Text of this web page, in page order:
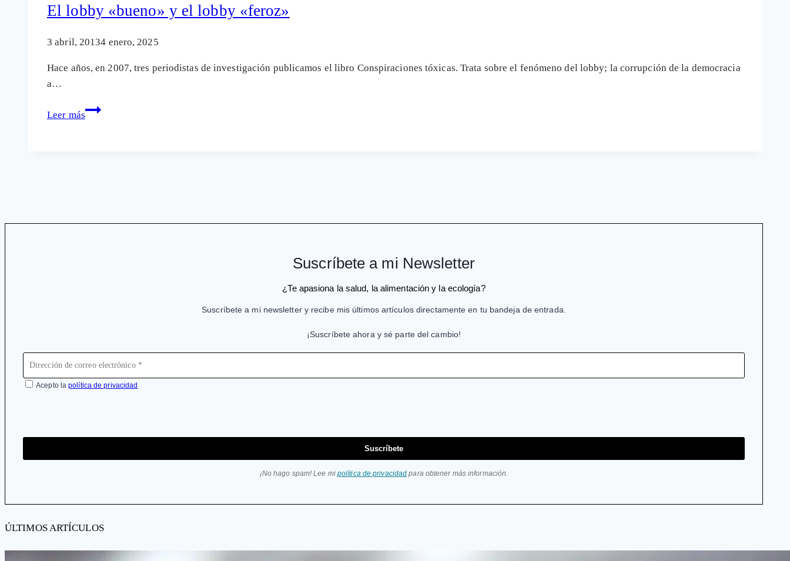
El lobby «bueno» y el lobby «feroz»
3 abril, 20134 enero, 2025
Hace años, en 2007, tres periodistas de investigación publicamos el libro Conspiraciones tóxicas. Trata sobre el fenómeno del lobby; la corrupción de la democracia
a…
Leer más
El
Suscríbete a mi Newsletter
¿Te apasiona la salud, la alimentación y la ecología?
Suscríbete a mi newsletter y recibe mis últimos artículos directamente en tu bandeja de entrada.
¡Suscríbete ahora y sé parte del cambio!
Acepto lapolítica de privacidad
Suscríbete
¡No hago spam! Lee mi política de privacidad para obtener más información.
ÚLTIMOS ARTÍCULOS